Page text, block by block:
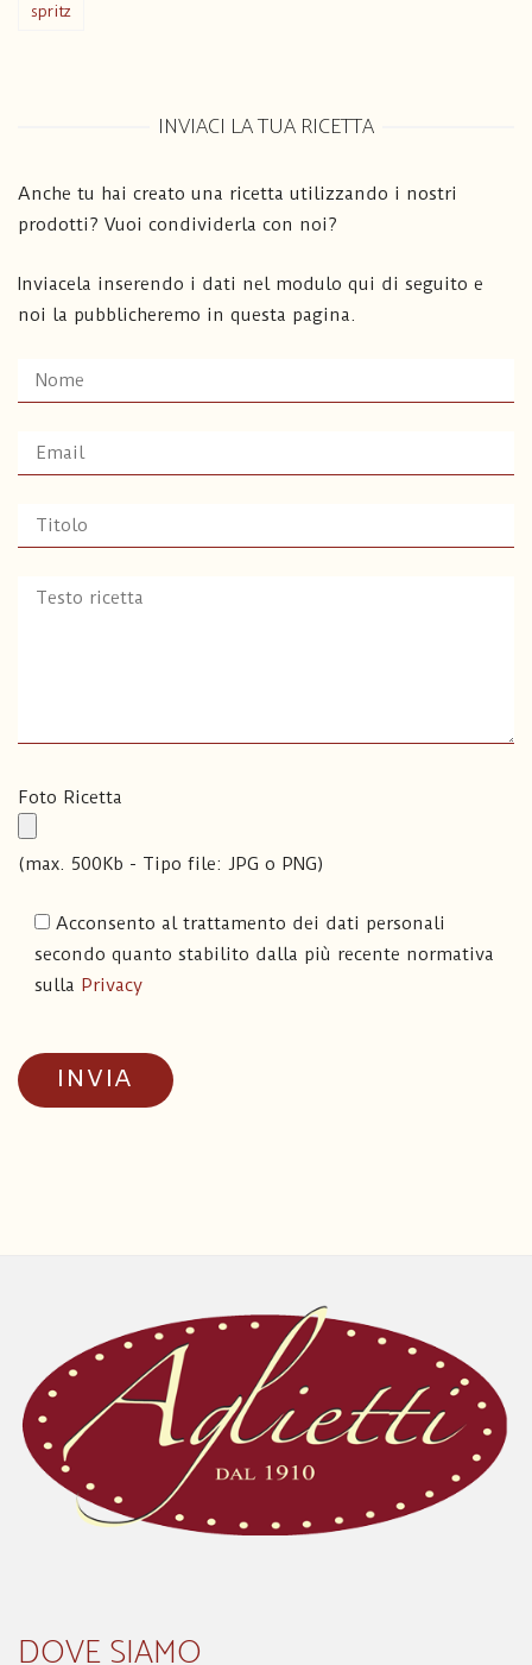
spritz
INVIACI LA TUA RICETTA
Anche tu hai creato una ricetta utilizzando i nostri
prodotti? Vuoi condividerla con noi?
Inviacela inserendo i dati nel modulo qui di seguito e
noi la pubblicheremo in questa pagina.
Foto Ricetta
(max. 500Kb - Tipo file: JPG o PNG)
Acconsento al trattamento dei dati personali
secondo quanto stabilito dalla più recente normativa
sulla Privacy
DOVE SIAMO